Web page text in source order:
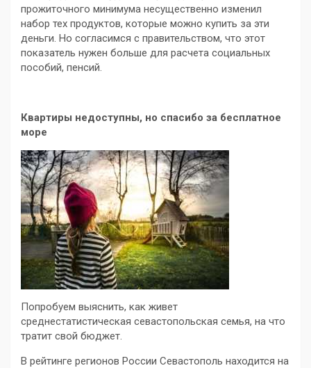
прожиточного минимума несущественно изменил
набор тех продуктов, которые можно купить за эти
деньги. Но согласимся с правительством, что этот
показатель нужен больше для расчета социальных
пособий, пенсий.
Квартиры недоступны, но спасибо за бесплатное
море
Попробуем выяснить, как живет
среднестатистическая севастопольская семья, на что
тратит свой бюджет.
В рейтинге регионов России Севастополь находится на